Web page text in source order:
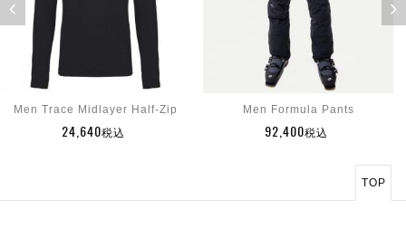
Men Trace Midlayer Half-Zip
24,640税込
Men Formula Pants
92,400税込
TOP